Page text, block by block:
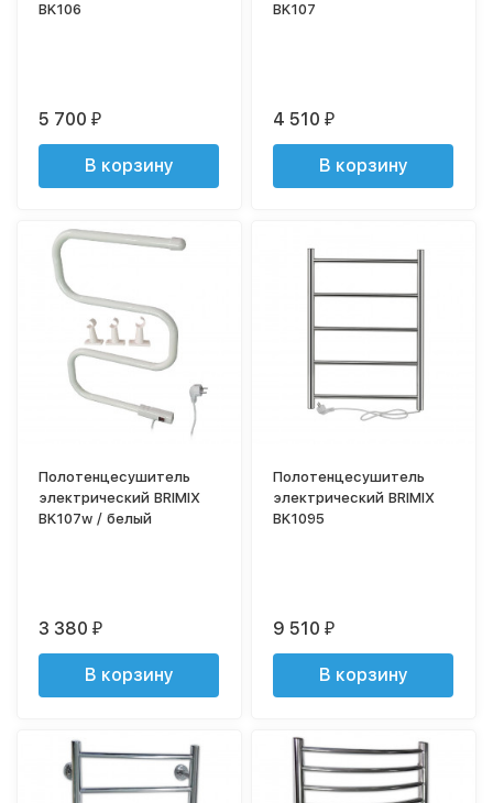
BK106
5 700₽
В корзину
BK107
4 510₽
В корзину
Полотенцесушитель
электрический BRIMIX
BK107w / белый
3 380₽
В корзину
Полотенцесушитель
электрический BRIMIX
BK1095
9 510₽
В корзину